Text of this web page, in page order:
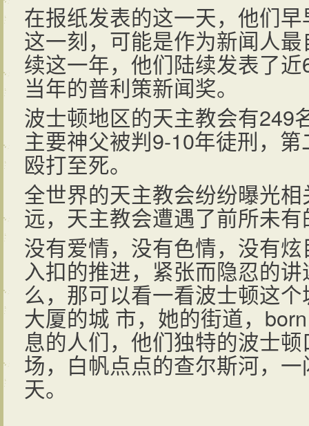
在报纸发表的这一天，他们
这一刻，可能是作为新闻人
续这一年，他们陆续发表了
当年的普利策新闻奖。
波士顿地区的天主教会有249
主要神父被判9-10年徒刑，
殴打至死。
全世界的天主教会纷纷曝光
远，天主教会遭遇了前所未
没有爱情，没有色情，没有
入扣的推进，紧张而隐忍的
么，那可以看一看波士顿这
大厦的城 市，她的街道，
息的人们，他们独特的波士
场，白帆点点的查尔斯河，
天。